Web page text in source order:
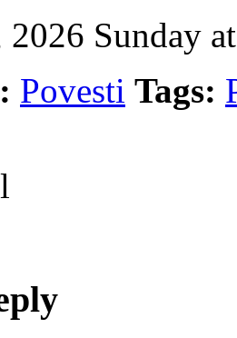
2026 Sunday
Povesti Tags: